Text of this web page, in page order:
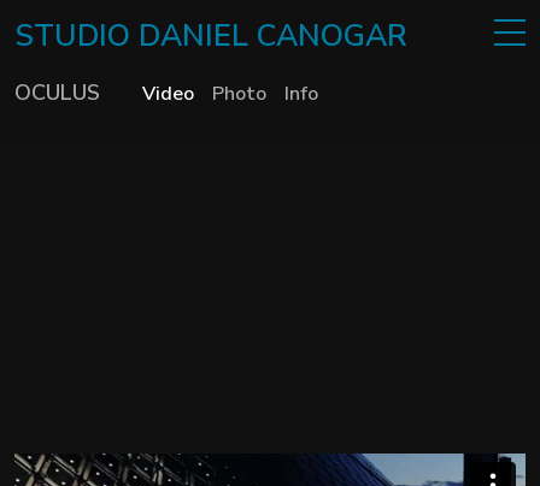
STUDIO DANIEL CANOGAR
OCULUS Video Photo Info